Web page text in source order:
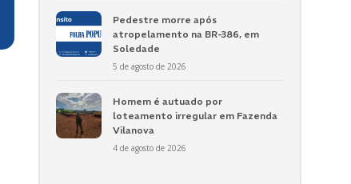
Pedestre morre após
atropelamento na BR-386, em
Soledade
5 de agosto de 2026
Homem é autuado por
loteamento irregular em Fazenda
Vilanova
4 de agosto de 2026